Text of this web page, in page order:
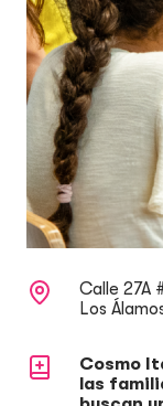
Calle 27A
Los
Cosmo
las